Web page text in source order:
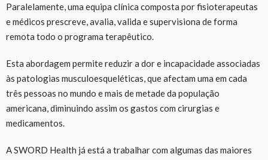
Paralelamente, uma equipa clínica composta por fisioterapeutas
e médicos prescreve, avalia, valida e supervisiona de forma
remota todo o programa terapêutico.
Esta abordagem permite reduzir a dor e incapacidade associadas
às patologias musculoesqueléticas, que afectam uma em cada
três pessoas no mundo e mais de metade da população
americana, diminuindo assim os gastos com cirurgias e
medicamentos.
A SWORD Health já está a trabalhar com algumas das maiores